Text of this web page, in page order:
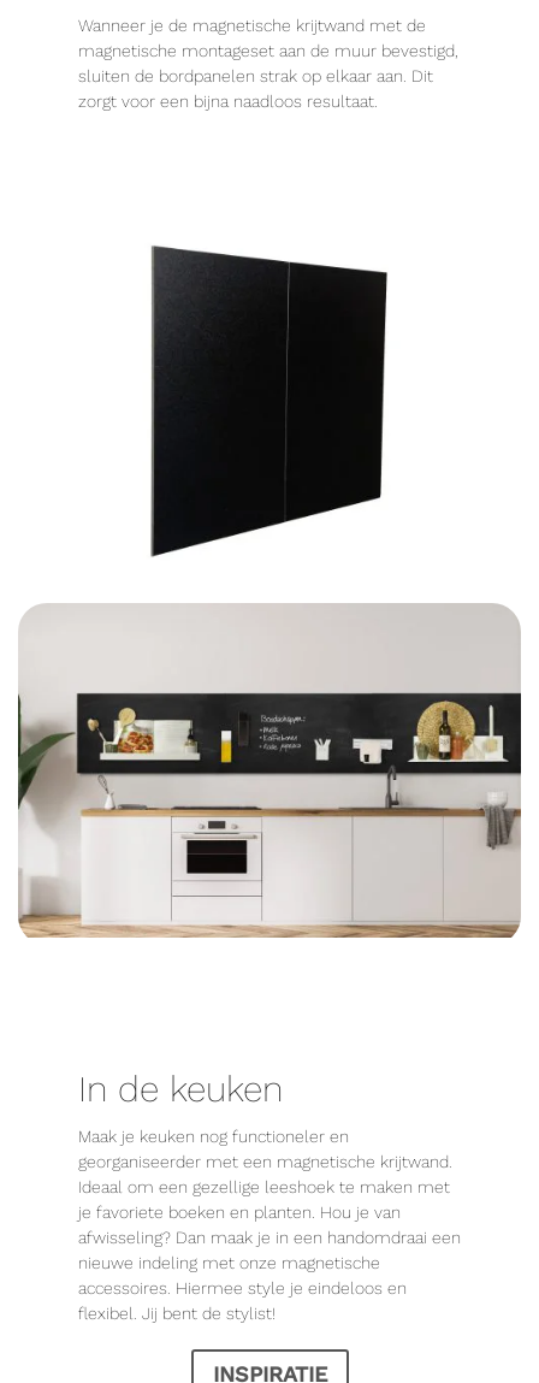
Wanneer je de magnetische krijtwand met de
magnetische montageset aan de muur bevestigd,
sluiten de bordpanelen strak op elkaar aan. Dit
zorgt voor een bijna naadloos resultaat.
In de keuken
Maak je keuken nog functioneler en
georganiseerder met een magnetische krijtwand.
Ideaal om een gezellige leeshoek te maken met
je favoriete boeken en planten. Hou je van
afwisseling? Dan maak je in een handomdraai een
nieuwe indeling met onze magnetische
accessoires. Hiermee style je eindeloos en
flexibel. Jij bent de stylist!
INSPIRATIE